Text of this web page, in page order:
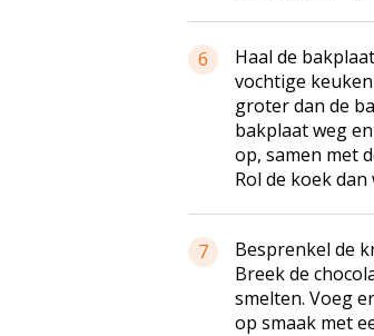
6
Haal de
vochtige
groter dan de
bakplaat weg
op, samen met
Rol de koek dan
7
Besprenkel de
Breek de
smelten. Voeg
op smaak met